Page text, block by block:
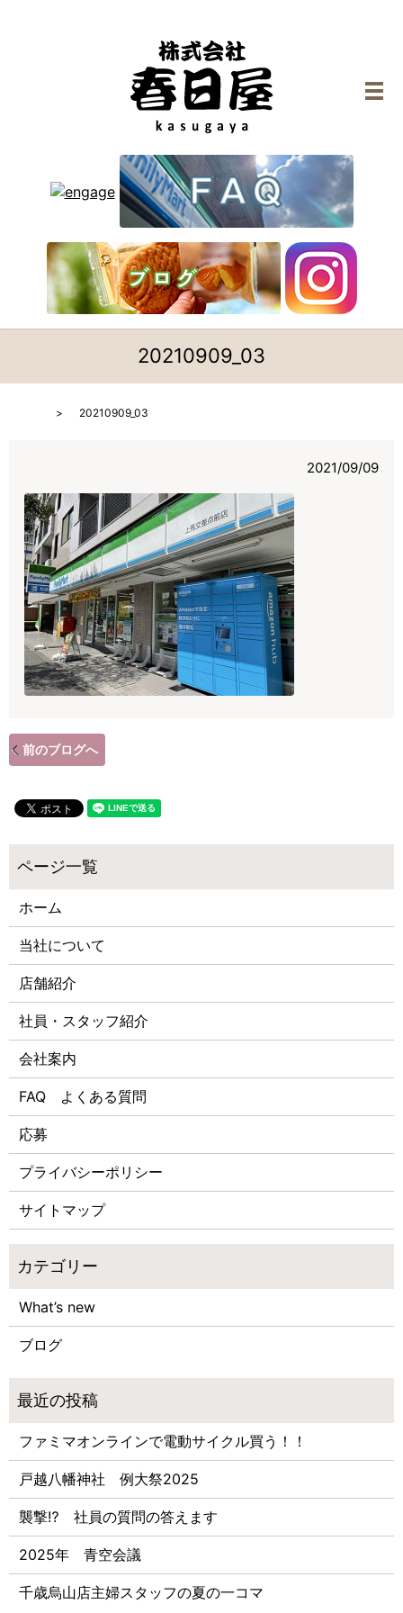
メ
20210909_03
20210909_03
2021/09/09
前のブログへ
ホーム
当社について
店舗紹介
社員・スタッフ紹介
会社案内
FAQ よくある質問
応募
プライバシーポリシー
サイトマップ
What’s new
ブログ
ファミマオンラインで電動サイクル買う！！
戸越八幡神社 例大祭2025
襲撃⁉ 社員の質問の答えます
2025年 青空会議
千歳烏山店主婦スタッフの夏の一コマ